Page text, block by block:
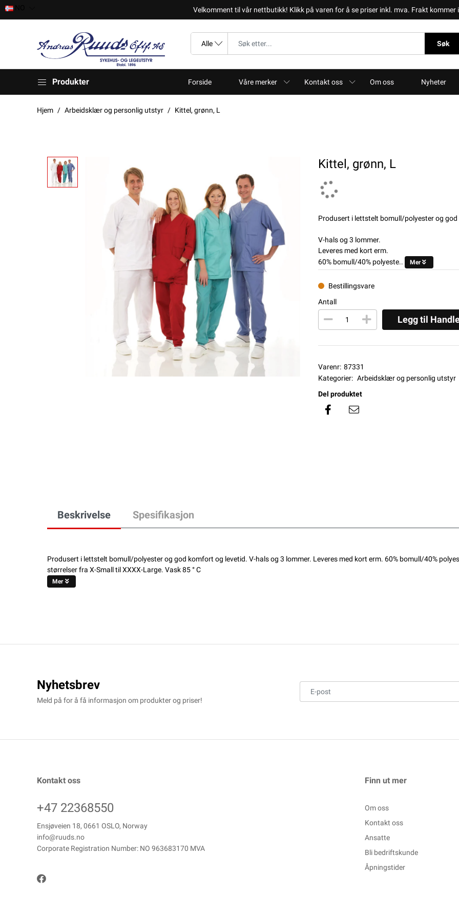
Velkomment til vår nettbutikk! Klikk på varen for å se priser inkl. mva. Frakt kommer
Søk
Produkter Forside Våre merker Kontakt oss Om oss Nyheter
Hjem Arbeidsklær og personlig utstyr Kittel, grønn, L
Kittel, grønn, L
Produsert i lettstelt bomull/polyester og
V-hals og 3 lommer.
Leveres med kort erm.
60% bomull/40% polyeste..
Mer
Bestillingsvare
Antall
Legg til
Varenr: 87331
Kategorier: Arbeidsklær og personlig utstyr
Del produktet
Beskrivelse Spesifikasjon
Produsert i lettstelt bomull/polyester og god komfort og levetid. V-hals og 3 lommer. Leveres med kort erm. 60% bomull/40%
størrelser fra X-Small til XXXX-Large. Vask 85 ° C
Mer
Nyhetsbrev
Meld på for å få informasjon om produkter og priser!
Kontakt oss
+47 22368550
Ensjøveien 18, 0661 OSLO, Norway
info@ruuds.no
Corporate Registration Number: NO 963683170 MVA
Finn ut mer
Om oss
Kontakt oss
Ansatte
Bli bedriftskunde
Åpningstider